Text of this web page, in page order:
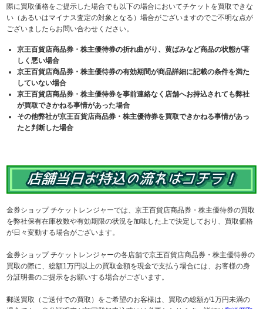
際に買取価格をご提示した場合でも以下の場合においてチケットを買取できな
い（あるいはマイナス査定の対象となる）場合がございますのでご不明な点が
ございましたらお問い合わせください。
京王百貨店商品券・株主優待券の折れ曲がり、黄ばみなど商品の状態が著
しく悪い場合
京王百貨店商品券・株主優待券の有効期間が商品詳細に記載の条件を満た
していない場合
京王百貨店商品券・株主優待券を事前連絡なく店舗へお持込されても弊社
が買取できかねる事情があった場合
その他弊社が京王百貨店商品券・株主優待券を買取できかねる事情があっ
たと判断した場合
金券ショップ チケットレンジャーでは、京王百貨店商品券・株主優待券の買取
を弊社保有在庫枚数や有効期限の状況を加味した上で決定しており、買取価格
が日々変動する場合がございます。
金券ショップ チケットレンジャーの各店舗で京王百貨店商品券・株主優待券の
買取の際に、総額1万円以上の買取金額を現金で支払う場合には、お客様の身
分証明書のご提示をお願いする場合がございます。
郵送買取（ご送付での買取）をご希望のお客様は、買取の総額が1万円未満の